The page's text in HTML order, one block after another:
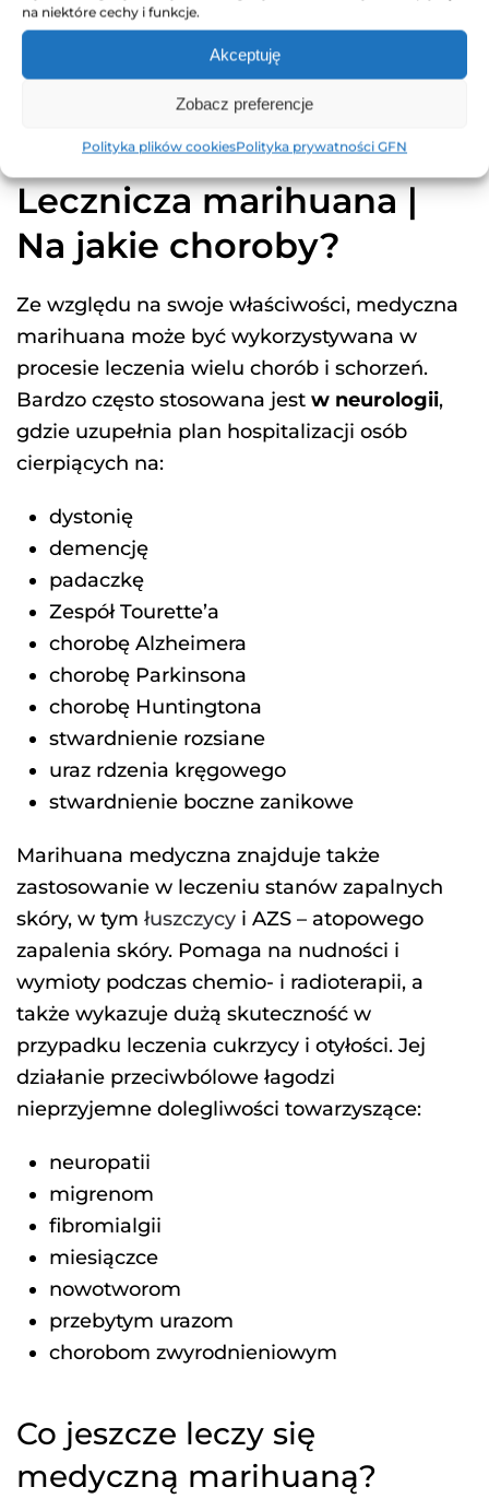
na niektóre cechy i funkcje.
Akceptuję
Zobacz preferencje
Polityka plików cookiesPolityka prywatności GFN
rekreacyjna z kolei nie podlega żadnym
normom. Zdarzają się przypadki, że znaleźć w
niej można pestycydy, zanieczyszczenia, a
nawet metale ciężkie.
Lecznicza marihuana |
Na jakie choroby?
Ze względu na swoje właściwości, medyczna
marihuana może być wykorzystywana w
procesie leczenia wielu chorób i schorzeń.
Bardzo często stosowana jest w neurologii,
gdzie uzupełnia plan hospitalizacji osób
cierpiących na:
dystonię
demencję
padaczkę
Zespół Tourette’a
chorobę Alzheimera
chorobę Parkinsona
chorobę Huntingtona
stwardnienie rozsiane
uraz rdzenia kręgowego
stwardnienie boczne zanikowe
Marihuana medyczna znajduje także
zastosowanie w leczeniu stanów zapalnych
skóry, w tym łuszczycy i AZS – atopowego
zapalenia skóry. Pomaga na nudności i
wymioty podczas chemio- i radioterapii, a
także wykazuje dużą skuteczność w
przypadku leczenia cukrzycy i otyłości. Jej
działanie przeciwbólowe łagodzi
nieprzyjemne dolegliwości towarzyszące:
neuropatii
migrenom
fibromialgii
miesiączce
nowotworom
przebytym urazom
chorobom zwyrodnieniowym
Co jeszcze leczy się
medyczną marihuaną?